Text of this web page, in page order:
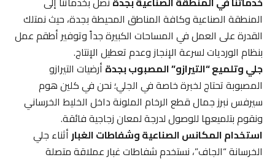
المنطقة الصناعية وكافة المناطق المحيطة بجدة، حيث نمتلك
القدرة على العمل في المساحات الكبيرة جداً وتوفير أطقم عمل
بنظام الورديات لسرعة الإنجاز وعدم تعطيل الإنتاج.
جلي وتلميع “التيرازو” المصبوب بجدةأرضيات التيرازو
المصبوبة تحتاج لخبرة خاصة في الجلي؛ نحن في كلين هوم
سيرفس نبرز جمال قطع الرخام الملونة داخل الخليط الخرساني
ونقوم بتلميعها للوصول لدرجة لمعان زجاجية فائقة.
استخدام المكانس الصناعية وشفاطات الغبارأثناء جلي
الخرسانة “الجاف”، نستخدم شفاطات غبار عملاقة متصلة